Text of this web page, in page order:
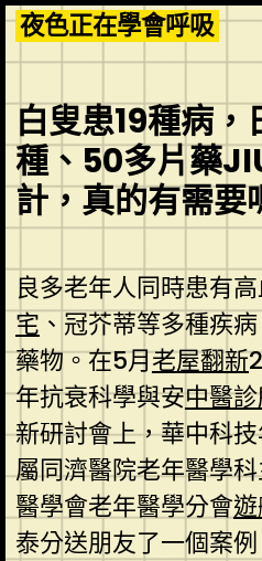
Skip
to
content
夜色正在學會呼吸
白叟患19種病
種、50多片藥
計，真的有需要
良多老年人同時患有
宅 、冠芥蒂等多種疾
藥物。在5月老屋翻新
年抗衰科學與安中醫
新研討會上，華中科
屬同濟醫院老年醫學
醫學會老年醫學分會
泰分送朋友了一個案例